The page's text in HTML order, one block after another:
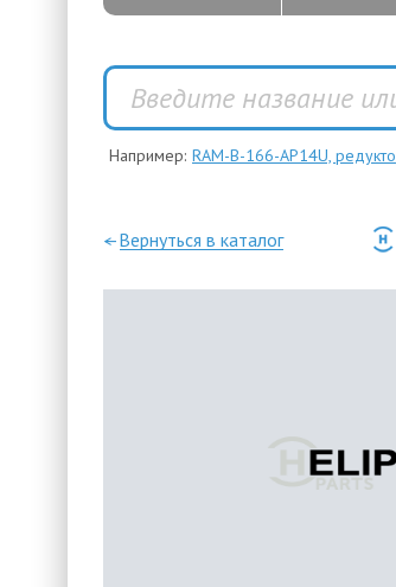
Например: RAM-B-166-AP14U,
—Вернуться в каталог